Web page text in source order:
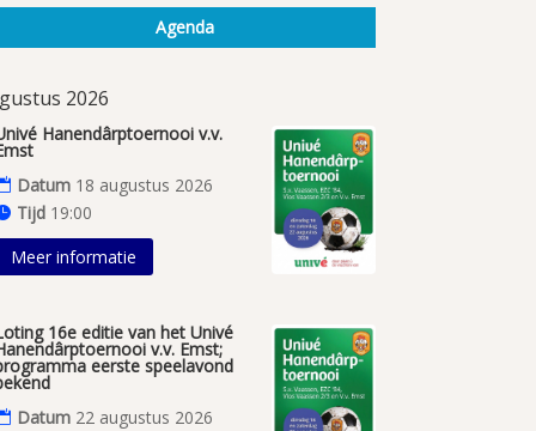
Agenda
2026
Hanendârptoernooi v.v.
Datum 18 augustus 2026
Tijd 19:00
Meer informatie
16e editie van het Univé
v.v. Emst;
eerste speelavond
Datum 22 augustus 2026